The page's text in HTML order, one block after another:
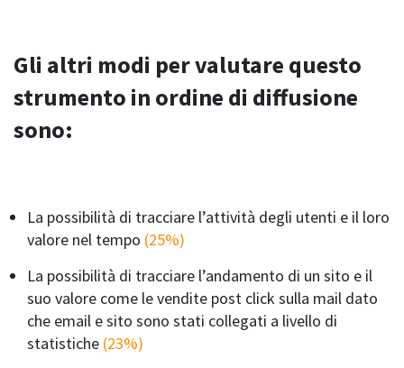
Gli altri modi per valutare questo
strumento in ordine di diffusione
sono:
La possibilità di tracciare l’attività degli utenti e il loro
valore nel tempo (25%)
La possibilità di tracciare l’andamento di un sito e il
suo valore come le vendite post click sulla mail dato
che email e sito sono stati collegati a livello di
statistiche (23%)